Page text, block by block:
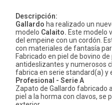
Descripción:
Gallardo ha realizado un
modelo Calaito. Este modelo
del empeine con un cordón.
con materiales de fantasía
Fabricado en piel de bovino
antideslizantes y numerosos
fabrica en serie standard(a) y
Profesional - Serie A
Zapato de Gallardo fabricado
piel a la horma con clavos, se